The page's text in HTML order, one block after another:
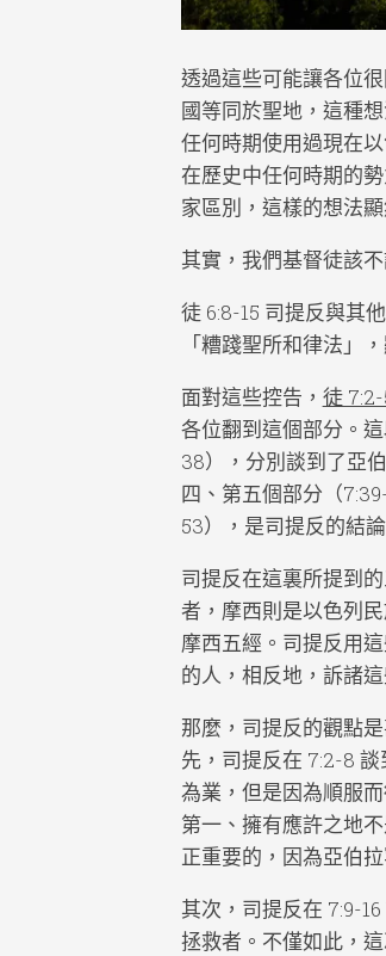
透過這些可能讓各位
國等同於聖地，這種
任何時期使用過現在
在歷史中任何時期的
家區別，這樣的想法
其實，我們基督徒該
徒 6:8-15 司提反與其
「糟踐聖所和律法」
面對這些控告， 徒
各位翻到這個部分。
38），分別談到了亞
四、第五個部分（
53），是司提反的結論
司提反在這裏所提到
者，摩西則是以色列
摩西五經。司提反用
的人，相反地，訴諸
那麼，司提反的觀點
先，司提反在 7:2-8
為業，但是因為順服
第一、擁有應許之地
正重要的，因為亞伯
其次，司提反在 7:9-
拯救者。不僅如此，